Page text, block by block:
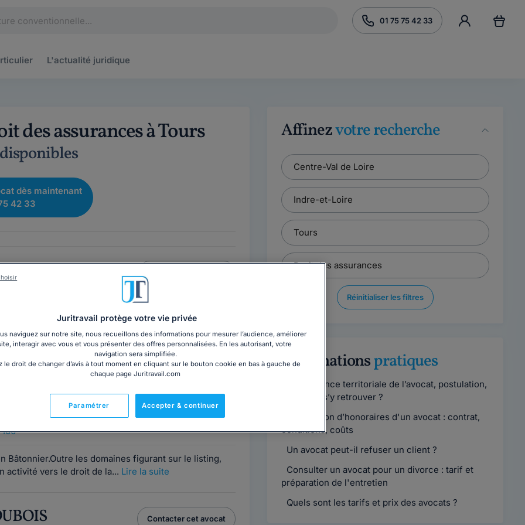
01 75 75 42 33
L'actualité juridique
des assurances à Tours
dès maintenant
42 33
variées (université, école de commerce,
à vos besoins dans les...Lire la suite
ALRIC Contacter cet avocat
Bâtonnier.Outre les domaines figurant sur le listing,
activité vers le droit de la... Lire la suite
Contacter cet avocat
Affinezvotre recherche
Réinitialiser les filtres
Informationspratiques
Compétence territoriale de l’avocat, postulation,
comment s’y retrouver ?
Convention d’honoraires d'un avocat : contrat,
conditions, coûts
Un avocat peut-il refuser un client ?
Consulter un avocat pour un divorce : tarif et
préparation de l'entretien
Quels sont les tarifs et prix des avocats ?
Juritravail protège votre vie privée
naviguez sur notre site, nous recueillons des informations pour mesurer l’audience, améliorer
interagir avec vous et vous présenter des offres personnalisées. En les autorisant, votre
navigation sera simplifiée.
le droit de changer d’avis à tout moment en cliquant sur le bouton cookie en bas à gauche de
chaque page Juritravail.com
Accepter & continuer
Paramétrer